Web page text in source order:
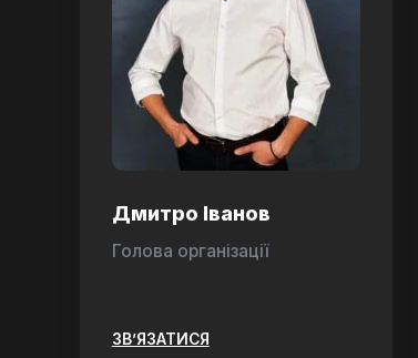
Дмитро Іванов
Голова організації
ЗВ’ЯЗАТИСЯ